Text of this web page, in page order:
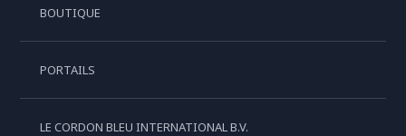
BOUTIQUE
PORTAILS
LE CORDON BLEU INTERNATIONAL B.V.